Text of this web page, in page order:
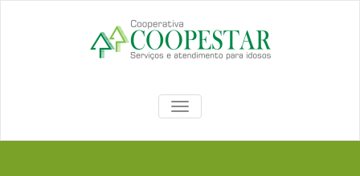
Coopestar
TOGGLE NAVIGATION